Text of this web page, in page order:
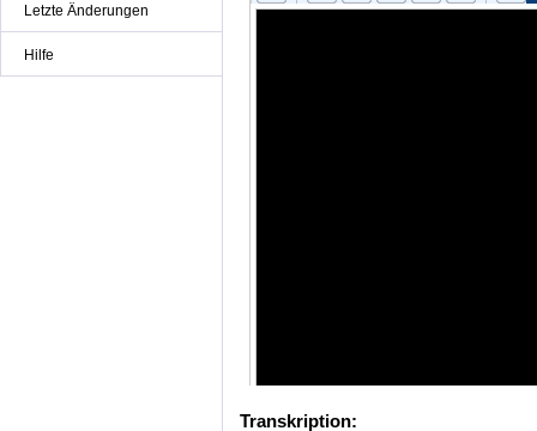
Letzte Änderungen
Hilfe
Transkription: